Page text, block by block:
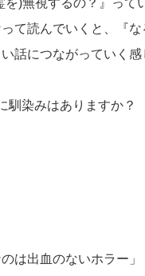
を)無視するの？』って
て読んでいくと、『
話につながっていく感
染みはありますか？
は出血のないホラー」